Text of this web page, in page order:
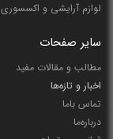
لوازم آرایشی و اکسسوری
سایر صفحات
مطالب و مقالات مفید
اخبار و تازه‌ها
تماس باما
درباره‌ما